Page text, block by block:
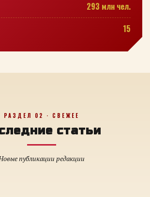
293 млн чел.
15
РАЗДЕЛ 02 · СВЕЖЕЕ
статьи
публикации редакции